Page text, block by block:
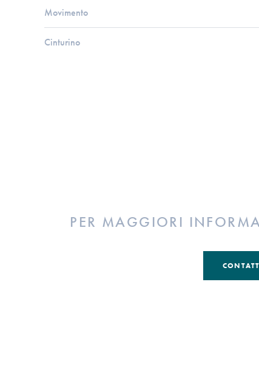
Movimento
Cinturino
PER MAGGIORI